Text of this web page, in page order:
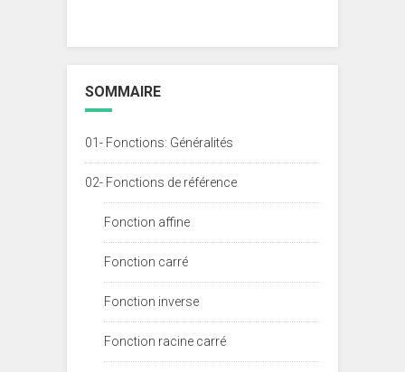
SOMMAIRE
01- Fonctions: Généralités
02- Fonctions de référence
Fonction affine
Fonction carré
Fonction inverse
Fonction racine carré